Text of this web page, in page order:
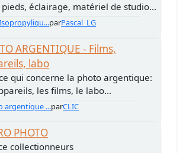
pieds, éclairage, matériel de studio...
parPascal_LG
ARGENTIQUE - Films,
labo
qui concerne la photo argentique:
les films, le labo...
argentique ...parCLIC
PHOTO
collectionneurs